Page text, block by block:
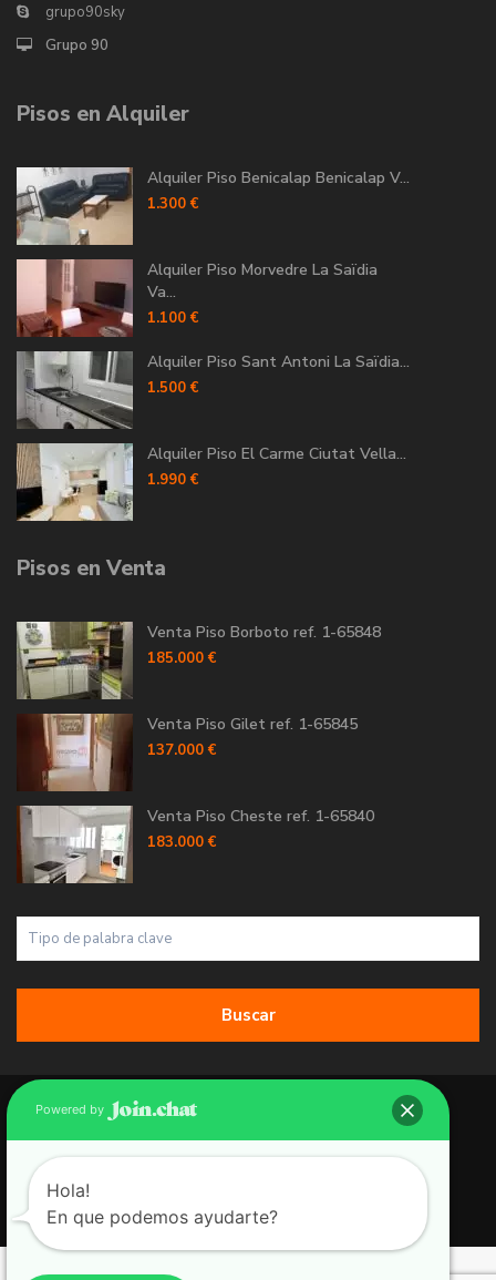
grupo90sky
Grupo 90
Pisos en Alquiler
Alquiler Piso Benicalap Benicalap V...
1.300 €
Alquiler Piso Morvedre La Saïdia
Va...
1.100 €
Alquiler Piso Sant Antoni La Saïdia...
1.500 €
Alquiler Piso El Carme Ciutat Vella...
1.990 €
Pisos en Venta
Venta Piso Borboto ref. 1-65848
185.000 €
Venta Piso Gilet ref. 1-65845
137.000 €
Venta Piso Cheste ref. 1-65840
183.000 €
Buscar
Copyright 2026 | Grupo 90 inmobiliarias. All Rights Reserved.
Política de Cookies
Política de Privacidad
Aviso Legal
Powered by
Hola!
En que podemos ayudarte?